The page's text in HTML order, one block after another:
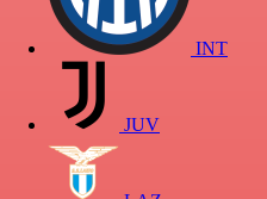
INT
JUV